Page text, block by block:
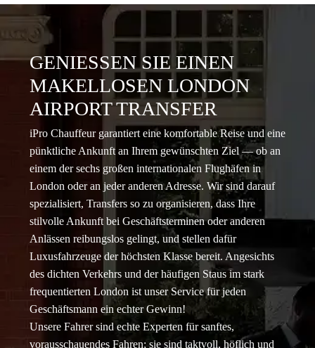
GENIESSEN SIE EINEN M
AKELLOSEN LONDON A
IRPORT TRANSFER
iPro Chauffeur garantiert eine komfortable Reise und eine
pünktliche Ankunft an Ihrem gewünschten Ziel — ob an
einem der sechs großen internationalen Flughäfen in
London oder an jeder anderen Adresse. Wir sind darauf
spezialisiert, Transfers so zu organisieren, dass Ihre
stilvolle Ankunft bei Geschäftsterminen oder anderen
Anlässen reibungslos gelingt, und stellen dafür
Luxusfahrzeuge der höchsten Klasse bereit. Angesichts
des dichten Verkehrs und der häufigen Staus im stark
frequentierten London ist unser Service für jeden
Geschäftsmann ein echter Gewinn!
Unsere Fahrer sind echte Experten für sanftes,
vorausschauendes Fahren; sie sind taktvoll, höflich und